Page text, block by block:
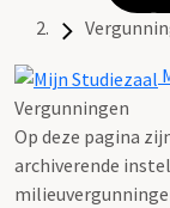
Vergunningen
Op deze pagina
archiverende